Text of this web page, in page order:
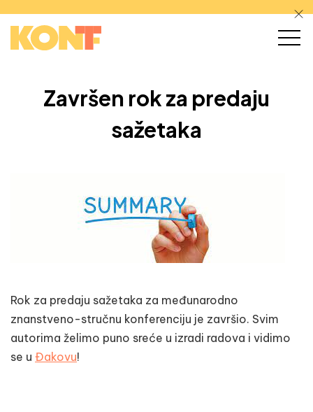
Završen rok za predaju
sažetaka
Rok za predaju sažetaka za međunarodno
znanstveno-stručnu konferenciju je završio. Svim
autorima želimo puno sreće u izradi radova i vidimo
se u Đakovu!